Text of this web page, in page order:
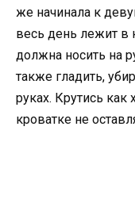
же начинала к
весь день лежит в
должна носить на
также гладить,
руках. Крутись как
кроватке не